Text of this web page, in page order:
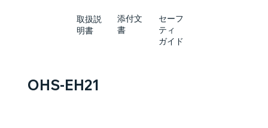
取扱説
明書
添付文
書
セーフ
ティ
ガイド
OHS-EH21